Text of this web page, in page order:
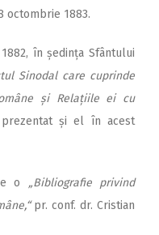
octombrie 1883.
în ședința Sfântului
Sinodal care cuprinde
și Relațiile ei cu
și el în acest
o „Bibliografie privind
pr. conf. dr. Cristian